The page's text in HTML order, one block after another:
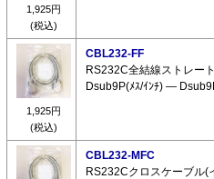
1,925円
(税込)
1,925円
(税込)
CBL232-FF
RS232C全結線ストレー
Dsub9P(ﾒｽ/ｲﾝﾁ) ―
CBL232-MFC
RS232Cクロスケーブル